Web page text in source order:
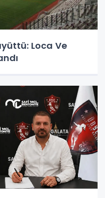
Loca Ve